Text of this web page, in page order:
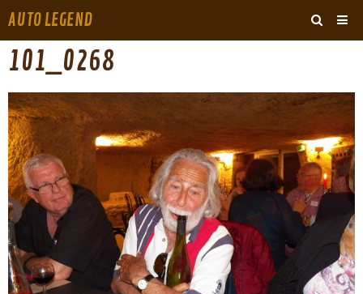
AUTO LEGEND
ARCHIVES
‹ ›
101_0268